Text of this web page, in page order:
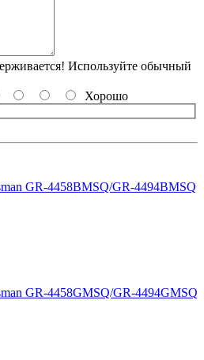
Используйте обычный
Хорошо
GR-4458BMSQ/GR-4494BMSQ
GR-4458GMSQ/GR-4494GMSQ